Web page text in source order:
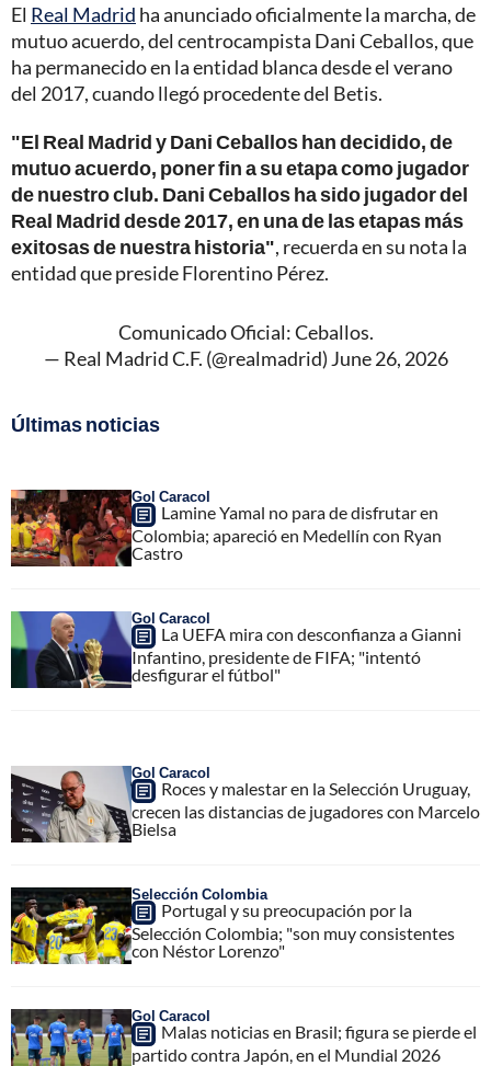
El Real Madrid ha anunciado oficialmente la marcha, de
mutuo acuerdo, del centrocampista Dani Ceballos, que
ha permanecido en la entidad blanca desde el verano
del 2017, cuando llegó procedente del Betis.
"El Real Madrid y Dani Ceballos han decidido, de
mutuo acuerdo, poner fin a su etapa como jugador
de nuestro club. Dani Ceballos ha sido jugador del
Real Madrid desde 2017, en una de las etapas más
exitosas de nuestra historia", recuerda en su nota la
entidad que preside Florentino Pérez.
Comunicado Oficial: Ceballos.
— Real Madrid C.F. (@realmadrid) June 26, 2026
Últimas noticias
Gol Caracol
Lamine Yamal no para de disfrutar en
Colombia; apareció en Medellín con Ryan
Castro
Gol Caracol
La UEFA mira con desconfianza a Gianni
Infantino, presidente de FIFA; "intentó
desfigurar el fútbol"
Gol Caracol
Roces y malestar en la Selección Uruguay,
crecen las distancias de jugadores con Marcelo
Bielsa
Selección Colombia
Portugal y su preocupación por la
Selección Colombia; "son muy consistentes
con Néstor Lorenzo"
Gol Caracol
Malas noticias en Brasil; figura se pierde el
partido contra Japón, en el Mundial 2026